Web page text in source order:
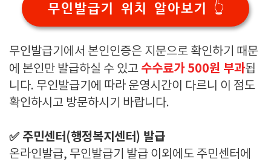
무인발급기 위치 알아보기 👆
무인발급기에서 본인인증은 지문으로 확인하기 때문
에 본인만 발급하실 수 있고 수수료가 500원 부과됩
니다. 무인발급기에 따라 운영시간이 다르니 이 점도
확인하시고 방문하시기 바랍니다.
✅ 주민센터(행정복지센터) 발급
온라인발급, 무인발급기 발급 이외에도 주민센터에